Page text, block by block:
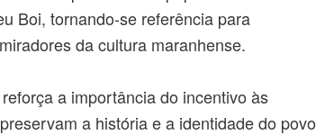
Boi, tornando-se referência para
da cultura maranhense.
a importância do incentivo às
a história e a identidade do povo